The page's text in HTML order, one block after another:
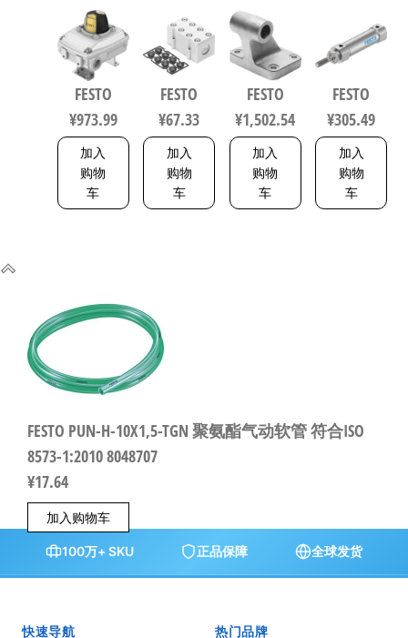
MW-1-1WG-
C2-EX6 工业
自动化零
部件 规格1
8137093
FESTO
¥973.99
加入
购物
车
件 538219
FESTO
¥67.33
加入
购物
车
动化零部
件 规格200
9038
FESTO
¥1,502.54
加入
购物
车
气缸 行程
40mm 缸径
ISO 6432 /
CETOP RP 52
P 5216093
FESTO
¥305.49
加入
购物
车
FESTO PUN-H-10X1,5-TGN 聚氨酯气动软管 符合ISO
8573-1:2010 8048707
¥17.64
加入购物车
100万+ SKU 正品保障 全球发货
快速导航 热门品牌